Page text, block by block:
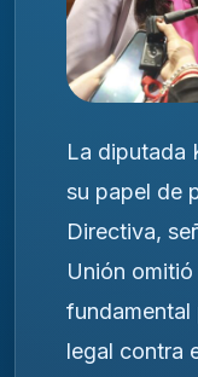
La diputada
su papel de
Directiva,
Unión
fundamental
legal contra